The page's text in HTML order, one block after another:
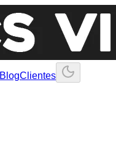
BlogClientes